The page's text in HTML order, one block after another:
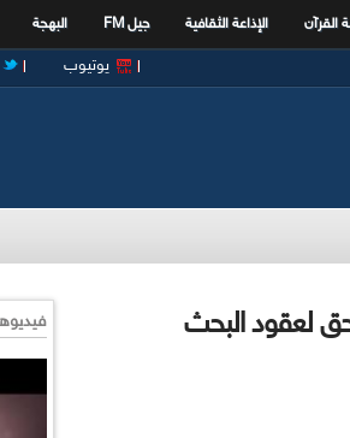
القرآن الإذاعة الثقافية جيل FM البهجة
يوتيوب
لعقود البحث